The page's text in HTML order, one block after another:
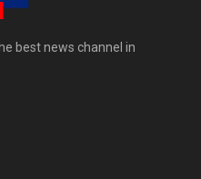
best news channel in